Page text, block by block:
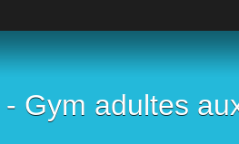
Gym adultes